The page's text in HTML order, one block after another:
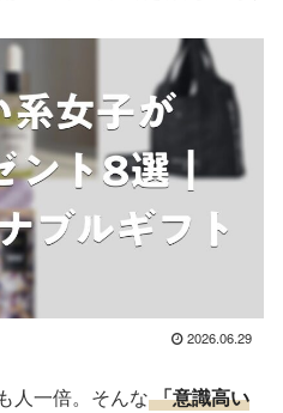
2026.06.29
人一倍。そんな 「意識高い